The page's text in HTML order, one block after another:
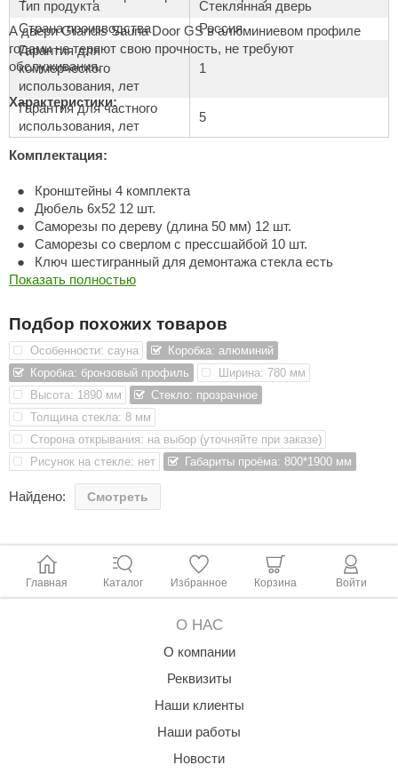
Woods
Light
А двери Grandis Sauna Door GS в алюминиевом профиле
годами не теряют свою прочность, не требуют
обслуживания.
Характеристики:
Тип продукта
Стеклянная дверь
Страна производства
Россия
Гарантия для
коммерческого
использования, лет
1
Гарантия для частного
использования, лет
5
Комплектация:
Кронштейны 4 комплекта
Дюбель 6х52 12 шт.
Саморезы по дереву (длина 50 мм) 12 шт.
Саморезы со сверлом с прессшайбой 10 шт.
Ключ шестигранный для демонтажа стекла есть
Показать полностью
Подбор похожих товаров
Особенности: сауна
Коробка: алюминий
Коробка: бронзовый профиль
Ширина: 780 мм
Высота: 1890 мм
Стекло: прозрачное
Толщина стекла: 8 мм
Сторона открывания: на выбор (уточняйте при заказе)
Рисунок на стекле: нет
Габариты проёма: 800*1900 мм
Найдено: Смотреть
Главная Каталог Избранное Корзина Войти
О НАС
О компании
Реквизиты
Наши клиенты
Наши работы
Новости